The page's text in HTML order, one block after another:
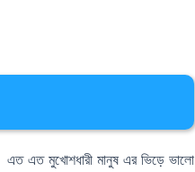
এত এত মুখোশধারী মানুষ এর ভিড়ে ভালো